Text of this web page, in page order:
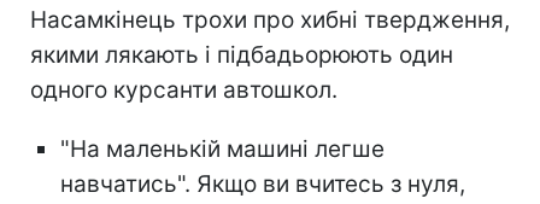
Насамкінець трохи про хибні твердження,
якими лякають і підбадьорюють один
одного курсанти автошкол.
"На маленькій машині легше
навчатись". Якщо ви вчитесь з нуля,